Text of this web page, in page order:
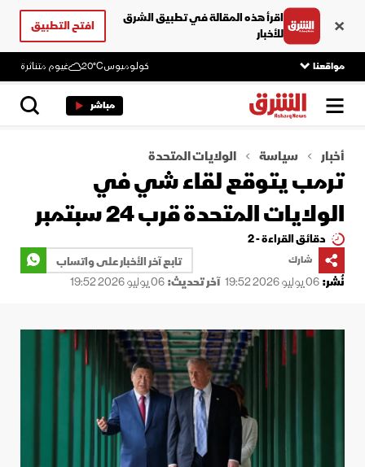
اقرأ هذه المقالة في تطبيق الشرق
للأخبار
افتح التطبيق
مواقعنا كولومبوس20°C غيوم متناثرة
مباشر
أخبار سياسة الولايات المتحدة
ترمب يتوقع لقاء شي في
الولايات المتحدة قرب 24 سبتمبر
دقائق القراءة - 2
شارك
تابع آخر الأخبار على واتساب
نُشر:06 يوليو 2026 19:52 آخر تحديث:06 يوليو 2026 19:52